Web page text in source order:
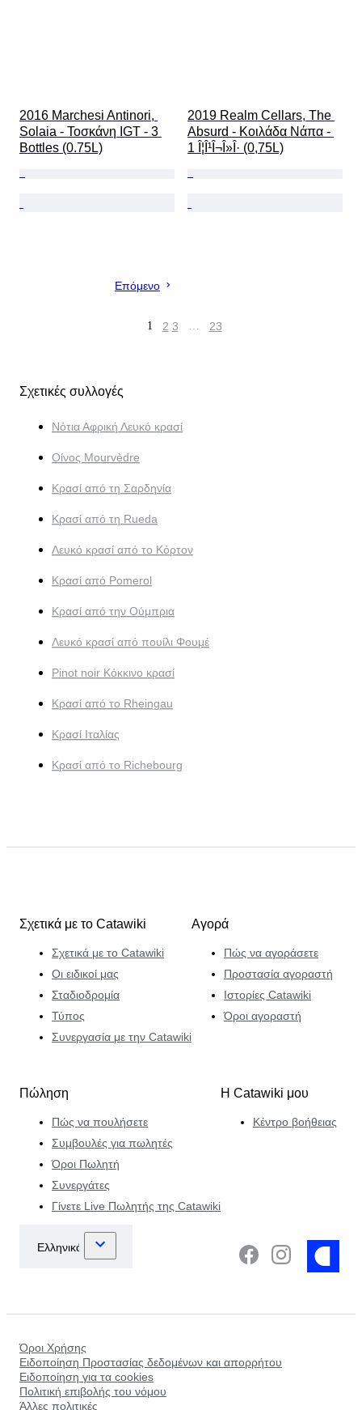
2016 Marchesi Antinori,
Solaia - Τοσκάνη IGT - 3
Bottles (0.75L)
2019 Realm Cellars, The
Absurd - Κοιλάδα Νάπα -
1 Î¦Î¹Î¬Î»Î· (0,75L)
Επόμενο
1 2 3 … 23
Σχετικές συλλογές
Νότια Αφρική Λευκό κρασί
Οίνος Mourvèdre
Κρασί από τη Σαρδηνία
Κρασί από τη Rueda
Λευκό κρασί από το Κόρτον
Κρασί από Pomerol
Κρασί από την Ούμπρια
Λευκό κρασί από πουίλι Φουμέ
Pinot noir Κόκκινο κρασί
Κρασί από το Rheingau
Κρασί Ιταλίας
Κρασί από το Richebourg
Σχετικά με το Catawiki
Σχετικά με το Catawiki
Οι ειδικοί μας
Σταδιοδρομία
Τύπος
Συνεργασία με την Catawiki
Αγορά
Πώς να αγοράσετε
Προστασία αγοραστή
Ιστορίες Catawiki
Όροι αγοραστή
Πώληση
Πώς να πουλήσετε
Συμβουλές για πωλητές
Όροι Πωλητή
Συνεργάτες
Γίνετε Live Πωλητής της Catawiki
Η Catawiki μου
Κέντρο βοήθειας
Όροι Χρήσης
Ειδοποίηση Προστασίας δεδομένων και απορρήτου
Ειδοποίηση για τα cookies
Πολιτική επιβολής του νόμου
Άλλες πολιτικές